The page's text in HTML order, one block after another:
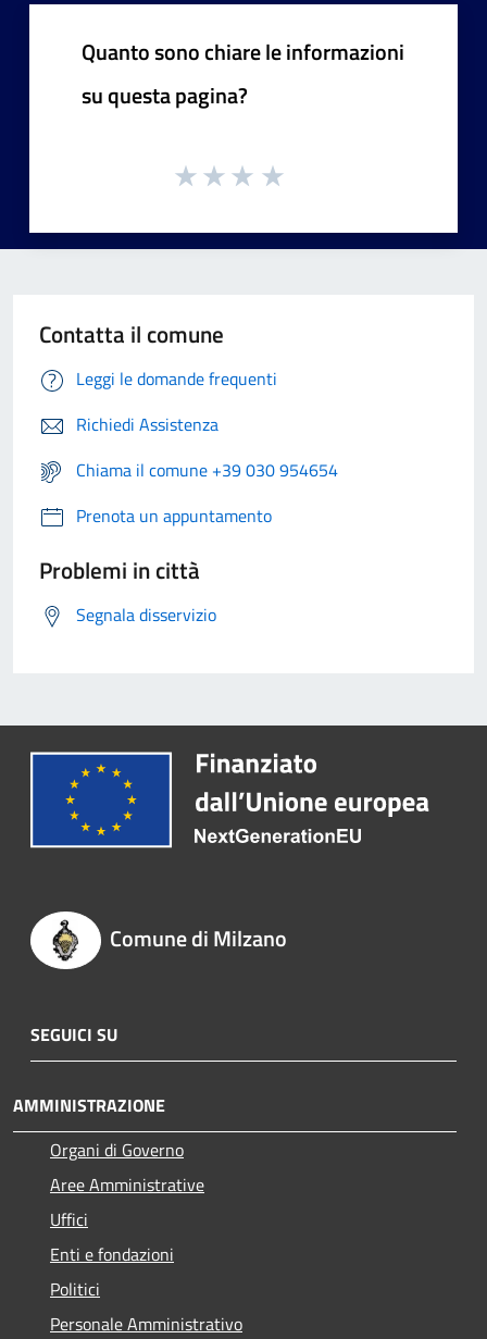
Quanto sono chiare le informazioni
su questa pagina?
Contatta il comune
Leggi le domande frequenti
Richiedi Assistenza
Chiama il comune +39 030 954654
Prenota un appuntamento
Problemi in città
Segnala disservizio
Comune di Milzano
SEGUICI SU
AMMINISTRAZIONE
Organi di Governo
Aree Amministrative
Uffici
Enti e fondazioni
Politici
Personale Amministrativo